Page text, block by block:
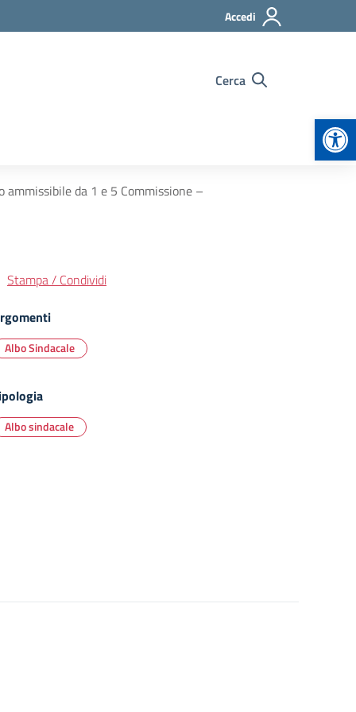
Accedi
Cerca
da 1 e 5 Commissione –
Stampa / Condividi
Albo Sindacale
Albo sindacale